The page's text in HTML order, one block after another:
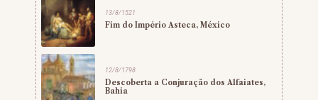
13/8/1521
Fim do Império Asteca, México
12/8/1798
Descoberta a Conjuração dos Alfaiates,
Bahia